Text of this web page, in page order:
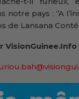
pays : ‘’A
de Lansana
VisionGuinee.Info